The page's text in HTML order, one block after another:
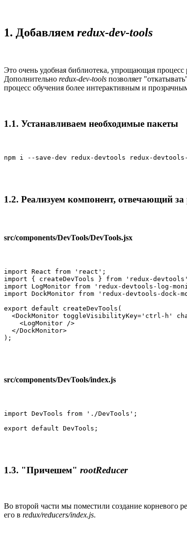
1. Добавляем redux-dev-tools
Это очень удобная библиотека, упрощающая
Дополнительно redux-dev-tools позволяет
процесс обучения более интерактивным и
1.1. Устанавливаем необходимые пакеты
npm i --save-dev redux-devtools redux-
1.2. Реализуем компонент, отвечающий за
src/components/DevTools/DevTools.jsx
import React from 'react';
import { createDevTools } from 'redux-
import LogMonitor from 'redux-devtools-log-
import DockMonitor from 'redux-devtools-dock-
export default createDevTools(
<DockMonitor toggleVisibilityKey='ctrl-h'
    <LogMonitor />
  </DockMonitor>
);
src/components/DevTools/index.js
import DevTools from './DevTools';
export default DevTools;
1.3. "Причешем" rootReducer
Во второй части мы поместили создание корневого
его в redux/reducers/index.js.